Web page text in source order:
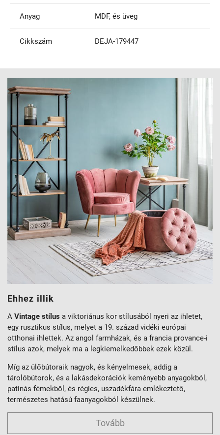
Anyag MDF, és üveg
Cikkszám DEJA-179447
Ehhez illik
A Vintage stílus a viktoriánus kor stílusából nyeri az ihletet,
egy rusztikus stílus, melyet a 19. század vidéki európai
otthonai ihlettek. Az angol farmházak, és a francia provance-i
stílus azok, melyek ma a legkiemelkedőbbek ezek közül.
Míg az ülőbútoraik nagyok, és kényelmesek, addig a
tárolóbútorok, és a lakásdekorációk keményebb anyagokból,
patinás fémekből, és régies, uszadékfára emlékeztető,
természetes hatású faanyagokból készülnek.
Tovább